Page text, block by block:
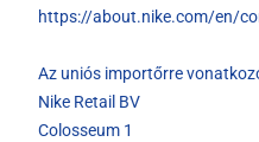
https://about.nike.com/en/
Az uniós importőrre
Nike Retail BV
Colosseum 1